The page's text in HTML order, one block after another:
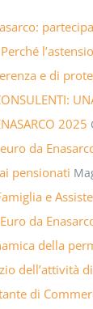
e di
2025
da
pensionati
e
da
della
dell’attività
di